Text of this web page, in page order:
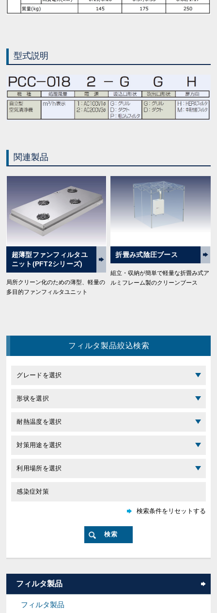
型式説明
関連製品
超薄型ファンフィルタユ
ニット(PFT2シリーズ)
局所クリーン化のための薄型、軽量の
多目的ファンフィルタユニット
折畳み式陰圧ブース
組立・収納が簡単で軽量な折畳み式ア
ルミフレーム製のクリーンブース
フィルタ製品絞込検索
フィルタ製品
フィルタ製品